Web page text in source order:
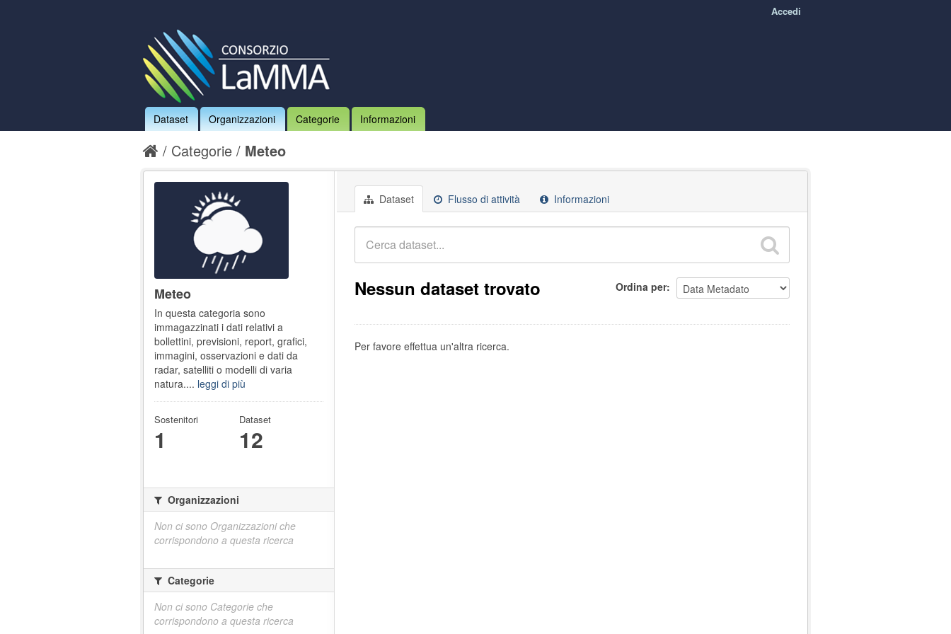
Accedi
Dataset Organizzazioni Categorie Informazioni
Categorie Meteo
Dataset Flusso di attività Informazioni
Ordina per
Nessun dataset trovato
Per favore effettua un'altra ricerca.
Meteo
In questa categoria sono
immagazzinati i dati relativi a
bollettini, previsioni, report, grafici,
immagini, osservazioni e dati da
radar, satelliti o modelli di varia
natura.... leggi di più
Sostenitori
1
Dataset
12
Organizzazioni
Non ci sono Organizzazioni che
corrispondono a questa ricerca
Categorie
Non ci sono Categorie che
corrispondono a questa ricerca